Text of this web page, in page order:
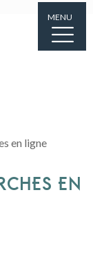
MENU
en ligne
EN